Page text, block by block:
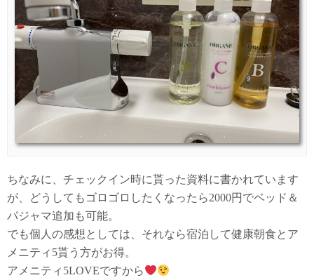
ちなみに、チェックイン時に貰った資料に書かれています
が、どうしてもゴロゴロしたくなったら2000円でベッド＆
パジャマ追加も可能。
でも個人の感想としては、それなら宿泊して健康朝食とア
メニティ5貰う方がお得。
アメニティ5LOVEですから